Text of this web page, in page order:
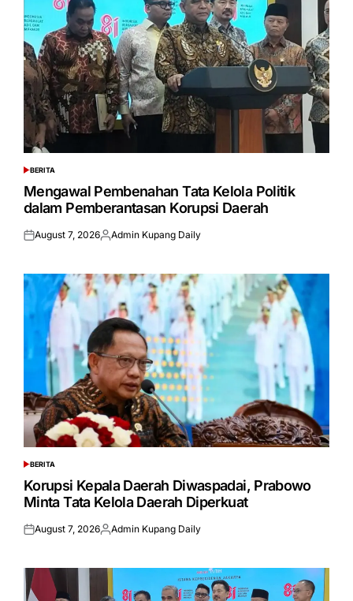
POSTED
IN
BERITA
Mengawal Pembenahan Tata Kelola Politik
dalam Pemberantasan Korupsi Daerah
Posted
August 7, 2026Posted
Admin Kupang Daily
POSTED
IN
BERITA
Korupsi Kepala Daerah Diwaspadai, Prabowo
Minta Tata Kelola Daerah Diperkuat
Posted
August 7, 2026Posted
Admin Kupang Daily